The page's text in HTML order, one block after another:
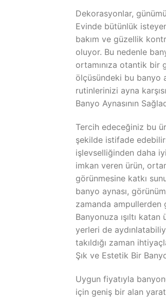
Dekorasyonlar,
Evinde bütünlük
bakım ve güzellik
oluyor. Bu nedenle
ortamınıza otantik bir
ölçüsündeki bu banyo
rutinlerinizi ayna
Banyo Aynasının
Tercih edeceğiniz bu
şekilde istifade
işlevselliğinden daha
imkan veren ürün,
görünmesine katkı
banyo aynası,
zamanda ampullerden
Banyonuza ışıltı
yerleri de
takıldığı zaman
Şık ve Estetik Bir
Uygun fiyatıyla
için geniş bir alan